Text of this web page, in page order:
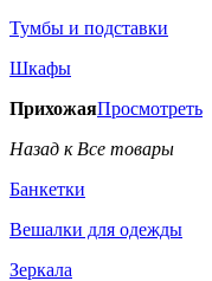
Тумбы и подставки
Шкафы
ПрихожаяПросмотреть
Назад к Все товары
Банкетки
Вешалки для одежды
Зеркала